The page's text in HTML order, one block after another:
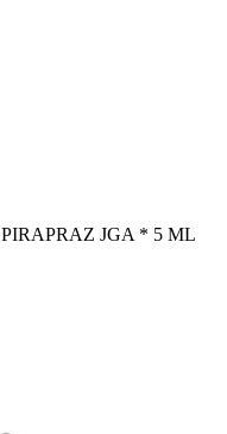
PIRAPRAZ JGA * 5 ML